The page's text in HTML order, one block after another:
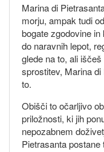
Marina di
morju, ampak tudi
bogate zgodovine
do naravnih lepot,
glede na to, ali
sprostitev, Marina
to.
Obišči to očarljivo
priložnosti, ki jih
nepozabnem
Pietrasanta